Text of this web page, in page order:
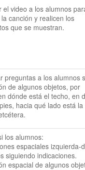
el video a los alumnos
canción y realicen los
que se muestran.
preguntas a los alumnos
de algunos objetos, por
dónde está el techo, en
hacia qué lado está la
los alumnos:
espaciales izquierda-
siguiendo indicaciones.
espacial de algunos